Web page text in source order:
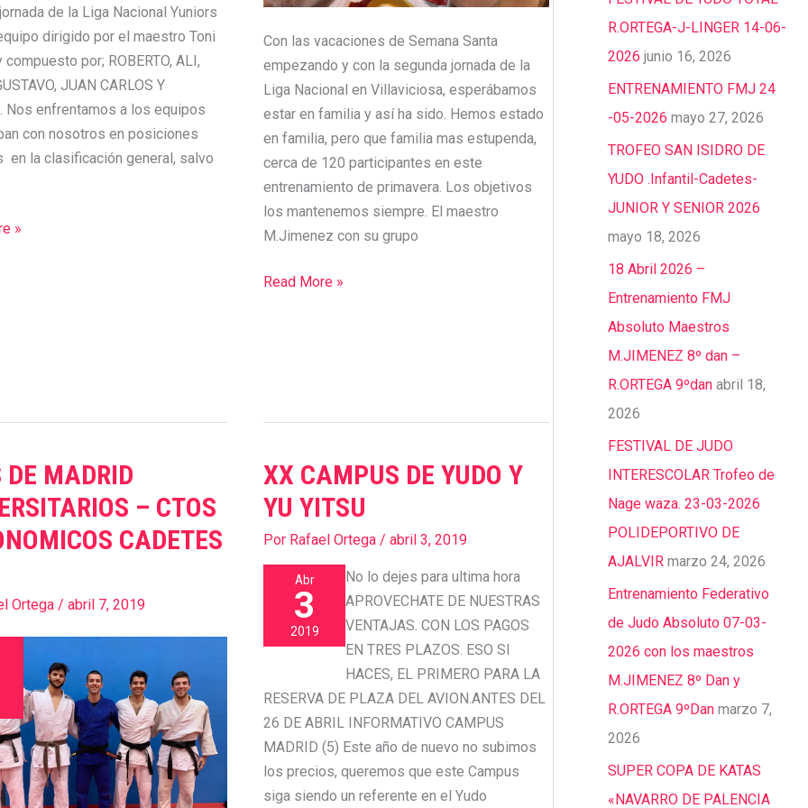
de la Liga Nacional Yuniors
dirigido por el maestro Toni
compuesto por; ROBERTO, ALI,
JUAN CARLOS Y
Nos enfrentamos a los equipos
con nosotros en posiciones
en la clasificación general, salvo
»
Con las vacaciones de Semana Santa
empezando y con la segunda jornada de la
Liga Nacional en Villaviciosa, esperábamos
estar en familia y así ha sido. Hemos estado
en familia, pero que familia mas estupenda,
cerca de 120 participantes en este
entrenamiento de primavera. Los objetivos
los mantenemos siempre. El maestro
M.Jimenez con su grupo
Read More »
DE MADRID
– CTOS
CADETES
Ortega / abril 7, 2019
XX CAMPUS DE YUDO Y
YU YITSU
Por Rafael Ortega / abril 3, 2019
Abr
3
2019
No lo dejes para ultima hora
APROVECHATE DE NUESTRAS
VENTAJAS. CON LOS PAGOS
EN TRES PLAZOS. ESO SI
HACES, EL PRIMERO PARA LA
RESERVA DE PLAZA DEL AVION.ANTES DEL
26 DE ABRIL INFORMATIVO CAMPUS
MADRID (5) Este año de nuevo no subimos
los precios, queremos que este Campus
siga siendo un referente en el Yudo
XX
CAMPUS
DE
YUDO
Y
YITSU
R.ORTEGA-J-LINGER 14-06-
2026 junio 16, 2026
ENTRENAMIENTO FMJ 24
-05-2026 mayo 27, 2026
TROFEO SAN ISIDRO DE
YUDO .Infantil-Cadetes-
JUNIOR Y SENIOR 2026
mayo 18, 2026
18 Abril 2026 –
Entrenamiento FMJ
Absoluto Maestros
M.JIMENEZ 8º dan –
R.ORTEGA 9ºdan abril 18,
2026
FESTIVAL DE JUDO
INTERESCOLAR Trofeo de
Nage waza. 23-03-2026
POLIDEPORTIVO DE
AJALVIR marzo 24, 2026
Entrenamiento Federativo
de Judo Absoluto 07-03-
2026 con los maestros
M.JIMENEZ 8º Dan y
R.ORTEGA 9ºDan marzo 7,
2026
SUPER COPA DE KATAS
«NAVARRO DE PALENCIA